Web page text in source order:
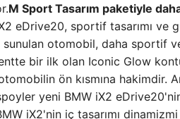
M Sport Tasarım paketiyle
eDrive20, sportif tasarımı ve
sunulan otomobil, daha sportif
bir ilk olan Iconic Glow
ön kısmına hakimdir.
yeni BMW iX2
iX2'nin iç tasarımı